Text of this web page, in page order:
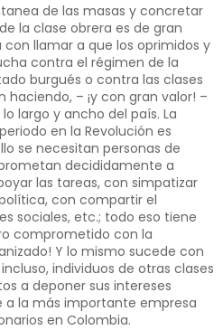
de las masas y concretar
la clase obrera es de gran
llamar a que los oprimidos y
contra el régimen de la
burgués o contra las clases
– ¡y con gran valor! –
largo y ancho del país. La
en la Revolución es
se necesitan personas de
decididamente a
las tareas, con simpatizar
con compartir el
sociales, etc.; todo eso tiene
comprometido con la
Y lo mismo sucede con
individuos de otras clases
a deponer sus intereses
a la más importante empresa
en Colombia.